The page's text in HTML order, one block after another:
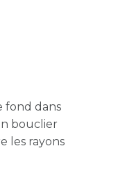
fond dans
bouclier
les rayons